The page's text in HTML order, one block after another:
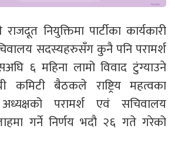
नियुक्तिमा पार्टीका कार्यकारी
सदस्यहरुसँग कुनै पनि परामर्श
६ महिना लामो विवाद टुंग्याउने
कमिटी बैठकले राष्ट्रिय महत्वका
परामर्श एवं सचिवालय
गर्ने निर्णय भदौ २६ गते गरेको